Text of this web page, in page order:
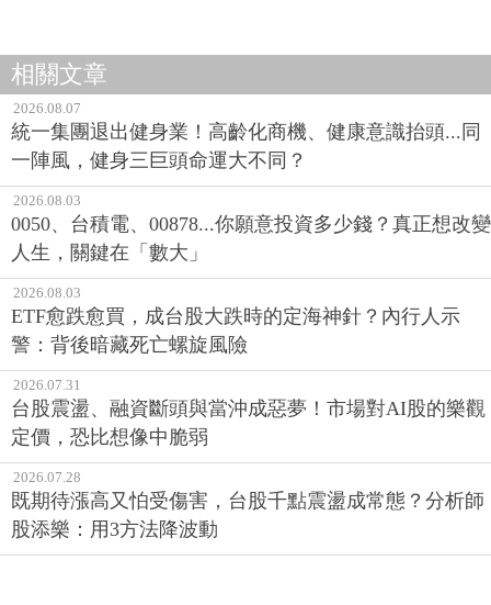
相關文章
2026.08.07
統一集團退出健身業！高齡化商機、健康意識抬頭...同
一陣風，健身三巨頭命運大不同？
2026.08.03
0050、台積電、00878...你願意投資多少錢？真正想改變
人生，關鍵在「數大」
2026.08.03
ETF愈跌愈買，成台股大跌時的定海神針？內行人示
警：背後暗藏死亡螺旋風險
2026.07.31
台股震盪、融資斷頭與當沖成惡夢！市場對AI股的樂觀
定價，恐比想像中脆弱
2026.07.28
既期待漲高又怕受傷害，台股千點震盪成常態？分析師
股添樂：用3方法降波動